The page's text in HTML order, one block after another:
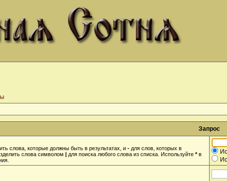
Запрос
слова, которые должны быть в результатах, и - для слов, которых в
слова символом | для поиска любого слова из списка. Используйте *в